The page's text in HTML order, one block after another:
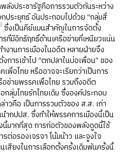
ระชารัฐคือการรวมตัวกันระหว่าง
ประยุทธ์ อันประกอบไปด้วย “กลุ่มสี่
ซึ่งเป็นคีย์แมนสำคัญในการจัดตั้ง
ที่มีอิทธิฤทธิ์ด้านเครือข่ายที่เหนียวแน่น
านการเมืองในอดีต หลายฝ่ายจึง
การเข้าไป “ตกปลาในบ่อเพื่อน” ของ
พื่อไทย หรืออาจจะเรียกว่าเป็นการ
ข่ายพรรคเพื่อไทย รวมถึงอดีต
ลุ่มไทยรักไทยเดิม ซึ่งองค์ประกอบ
วคือ เป็นการรวมตัวของ ส.ส. เก่า
ำกปปส. ซึ่งทำให้พรรคการเมืองนี้เป็น
นี้มากที่สุด การก่อตัวของพลังดูดนี้ใช้
ต่อรองเจรจา โน้มน้าว และจูงใจ
สียงในการเลือกตั้งครั้งเดิมพันครั้งนี้